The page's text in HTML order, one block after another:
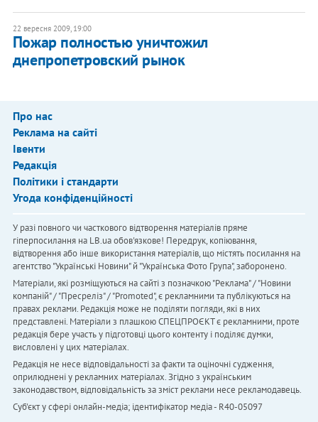
22 вересня 2009, 19:00
Пожар полностью уничтожил
днепропетровский рынок
Про нас
Реклама на сайті
Івенти
Редакція
Політики і стандарти
Угода конфіденційності
У разі повного чи часткового відтворення матеріалів пряме
гіперпосилання на LB.ua обов'язкове! Передрук, копіювання,
відтворення або інше використання матеріалів, що містять посилання на
агентство "Українськi Новини" й "Українська Фото Група", заборонено.
Матеріали, які розміщуються на сайті з позначкою "Реклама" / "Новини
компаній" / "Пресреліз" / "Promoted", є рекламними та публікуються на
правах реклами. Редакція може не поділяти погляди, які в них
представлені. Матеріали з плашкою СПЕЦПРОЄКТ є рекламними, проте
редакція бере участь у підготовці цього контенту і поділяє думки,
висловлені у цих матеріалах.
Редакція не несе відповідальності за факти та оціночні судження,
оприлюднені у рекламних матеріалах. Згідно з українським
законодавством, відповідальність за зміст реклами несе рекламодавець.
Cуб'єкт у сфері онлайн-медіа; ідентифікатор медіа - R40-05097